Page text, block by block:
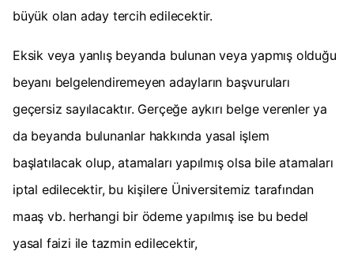
büyük olan aday tercih edilecektir.
Eksik veya yanlış beyanda bulunan veya yapmış olduğu
beyanı belgelendiremeyen adayların başvuruları
geçersiz sayılacaktır. Gerçeğe aykırı belge verenler ya
da beyanda bulunanlar hakkında yasal işlem
başlatılacak olup, atamaları yapılmış olsa bile atamaları
iptal edilecektir, bu kişilere Üniversitemiz tarafından
maaş vb. herhangi bir ödeme yapılmış ise bu bedel
yasal faizi ile tazmin edilecektir,